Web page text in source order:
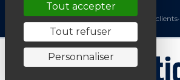
Mentions légales•CGV•Plan du site• Avis clients•
Tout accepter
Tout refuser
Personnaliser